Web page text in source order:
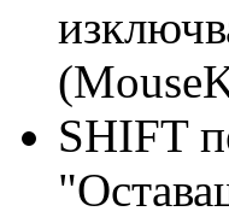
SHIFT